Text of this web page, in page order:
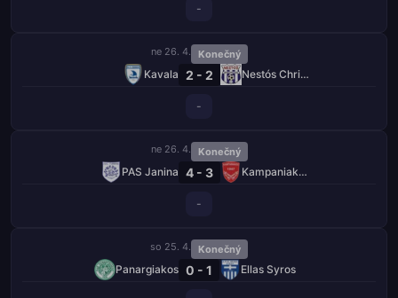
-
ne 26. 4. Konečný
Kavala 2 - 2 Nestós Chrisoupolis
-
ne 26. 4. Konečný
PAS Janina 4 - 3 Kampaniakos Chalastra
-
so 25. 4. Konečný
Panargiakos 0 - 1 Ellas Syros